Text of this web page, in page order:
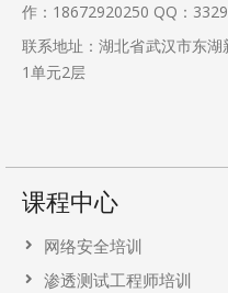
作：18672920250 QQ：
联系地址：湖北省武汉市东
1单元2层
课程中心
网络安全培训
渗透测试工程师培训